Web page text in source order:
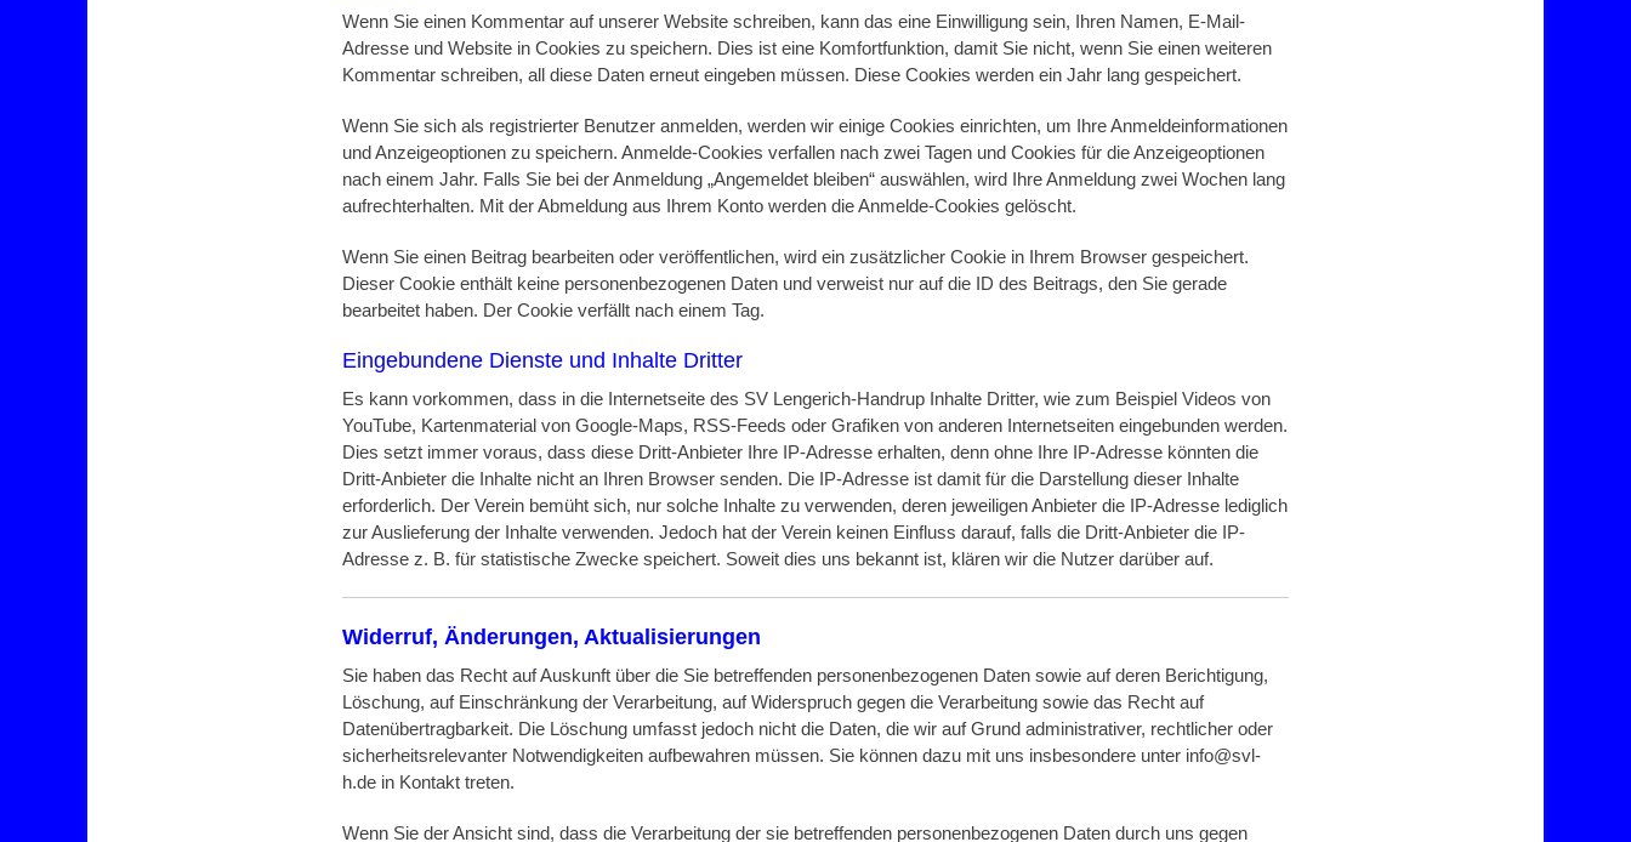
Wenn Sie einen Kommentar auf unserer Website schreiben, kann das eine Einwilligung sein, Ihren Namen, E-Mail-
Adresse und Website in Cookies zu speichern. Dies ist eine Komfortfunktion, damit Sie nicht, wenn Sie einen weiteren
Kommentar schreiben, all diese Daten erneut eingeben müssen. Diese Cookies werden ein Jahr lang gespeichert.
Wenn Sie sich als registrierter Benutzer anmelden, werden wir einige Cookies einrichten, um Ihre Anmeldeinformationen
und Anzeigeoptionen zu speichern. Anmelde-Cookies verfallen nach zwei Tagen und Cookies für die Anzeigeoptionen
nach einem Jahr. Falls Sie bei der Anmeldung „Angemeldet bleiben“ auswählen, wird Ihre Anmeldung zwei Wochen lang
aufrechterhalten. Mit der Abmeldung aus Ihrem Konto werden die Anmelde-Cookies gelöscht.
Wenn Sie einen Beitrag bearbeiten oder veröffentlichen, wird ein zusätzlicher Cookie in Ihrem Browser gespeichert.
Dieser Cookie enthält keine personenbezogenen Daten und verweist nur auf die ID des Beitrags, den Sie gerade
bearbeitet haben. Der Cookie verfällt nach einem Tag.
Eingebundene Dienste und Inhalte Dritter
Es kann vorkommen, dass in die Internetseite des SV Lengerich-Handrup Inhalte Dritter, wie zum Beispiel Videos von
YouTube, Kartenmaterial von Google-Maps, RSS-Feeds oder Grafiken von anderen Internetseiten eingebunden werden.
Dies setzt immer voraus, dass diese Dritt-Anbieter Ihre IP-Adresse erhalten, denn ohne Ihre IP-Adresse könnten die
Dritt-Anbieter die Inhalte nicht an Ihren Browser senden. Die IP-Adresse ist damit für die Darstellung dieser Inhalte
erforderlich. Der Verein bemüht sich, nur solche Inhalte zu verwenden, deren jeweiligen Anbieter die IP-Adresse lediglich
zur Auslieferung der Inhalte verwenden. Jedoch hat der Verein keinen Einfluss darauf, falls die Dritt-Anbieter die IP-
Adresse z. B. für statistische Zwecke speichert. Soweit dies uns bekannt ist, klären wir die Nutzer darüber auf.
Widerruf, Änderungen, Aktualisierungen
Sie haben das Recht auf Auskunft über die Sie betreffenden personenbezogenen Daten sowie auf deren Berichtigung,
Löschung, auf Einschränkung der Verarbeitung, auf Widerspruch gegen die Verarbeitung sowie das Recht auf
Datenübertragbarkeit. Die Löschung umfasst jedoch nicht die Daten, die wir auf Grund administrativer, rechtlicher oder
sicherheitsrelevanter Notwendigkeiten aufbewahren müssen. Sie können dazu mit uns insbesondere unter info@svl-
h.de in Kontakt treten.
Wenn Sie der Ansicht sind, dass die Verarbeitung der sie betreffenden personenbezogenen Daten durch uns gegen